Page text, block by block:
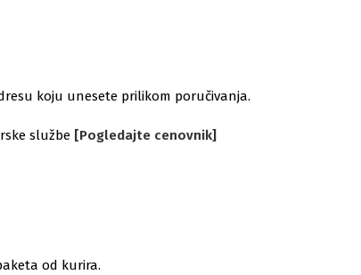
koju unesete prilikom poručivanja.
službe [Pogledajte cenovnik]
od kurira.